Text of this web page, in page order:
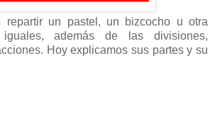
repartir un pastel, un bizcocho u otra
además de las divisiones,
Hoy explicamos sus partes y su